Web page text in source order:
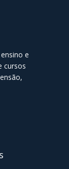
e
cursos